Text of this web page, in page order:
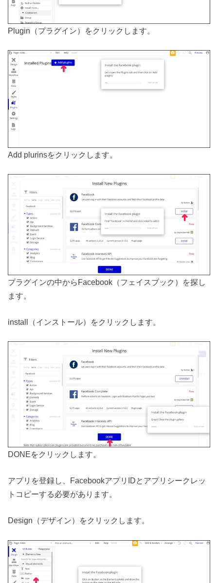
Plugin（プラグイン）をクリックします。
Add plurinsをクリックします。
プラグインの中からFacebook（フェイスブック）を探し
ます。
install（インストール）をクリックします。
DONEをクリックします。
アプリを登録し、FacebookアプリIDとアプリシークレッ
トコピーする必要があります。
Design（デザイン）をクリックします。